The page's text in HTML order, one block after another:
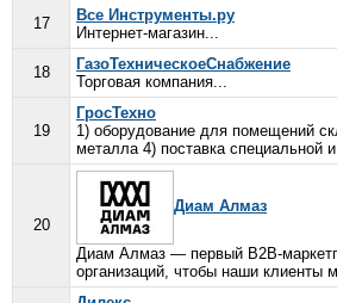
17
Все Инструменты.ру
Интернет-магазин...
18
ГазоТехническоеСнабжение
Торговая компания...
19
ГросТехно
1) оборудование для помещений
металла 4) поставка специальной
20
Диам Алмаз
Диам Алмаз — первый B2B-
организаций, чтобы наши клиенты